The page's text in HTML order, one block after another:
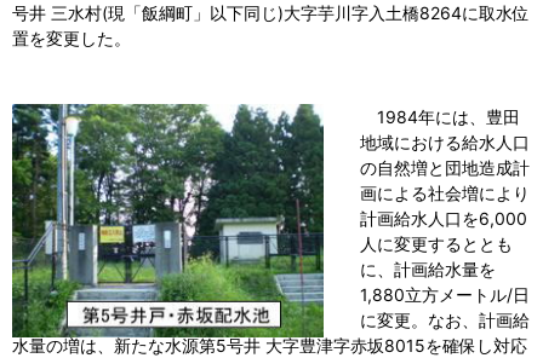
号井 三水村(現「飯綱町」以下同じ)大字芋川字入土橋8264に取水位
置を変更した。
1984年には、豊田
地域における給水人口
の自然増と団地造成計
画による社会増により
計画給水人口を6,000
人に変更するととも
に、計画給水量を
1,880立方メートル/日
に変更。なお、計画給
水量の増は、新たな水源第5号井 大字豊津字赤坂8015を確保し対応